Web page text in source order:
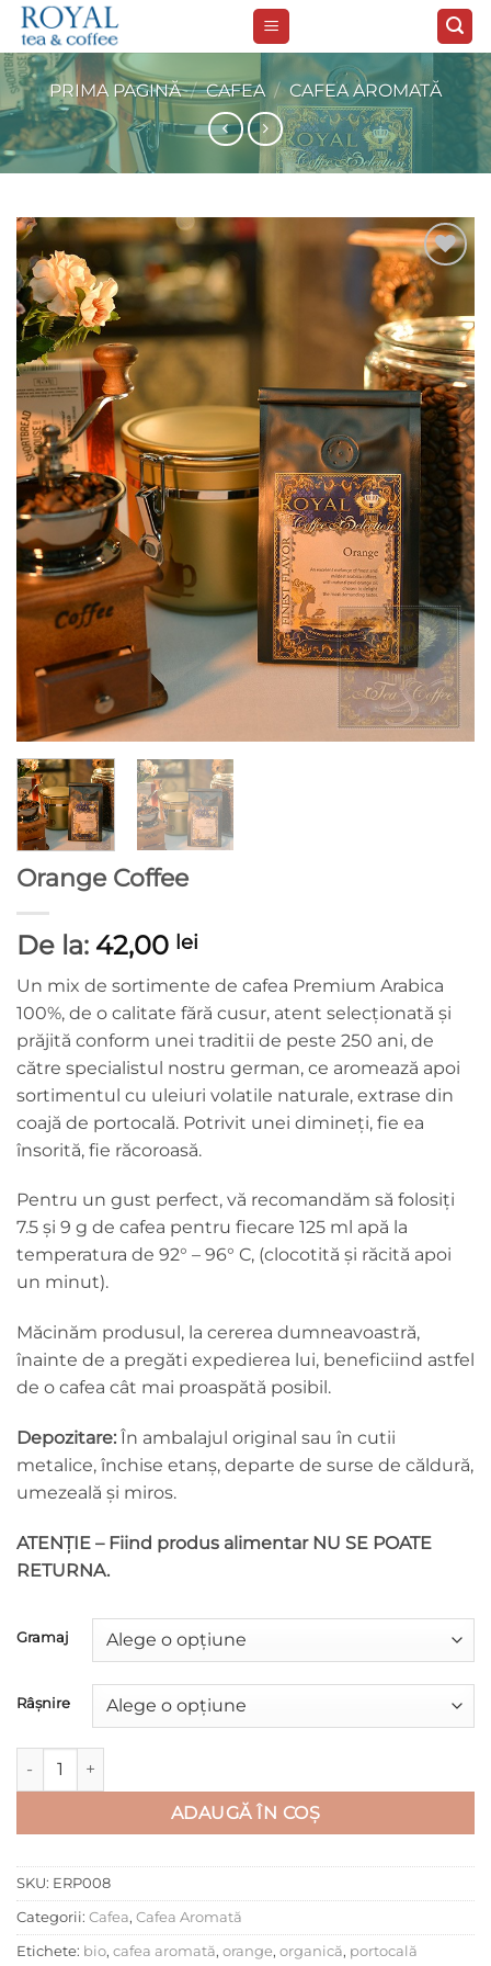
Skip
content
PRIMA PAGINĂ / CAFEA / CAFEA AROMATĂ
Add to
wishlist
Orange Coffee
De la: 42,00 lei
Un mix de sortimente de cafea Premium Arabica
100%, de o calitate fără cusur, atent selecționată și
prăjită conform unei traditii de peste 250 ani, de
către specialistul nostru german, ce aromează apoi
sortimentul cu uleiuri volatile naturale, extrase din
coajă de portocală. Potrivit unei dimineți, fie ea
însorită, fie răcoroasă.
Pentru un gust perfect, vă recomandăm să folosiți
7.5 și 9 g de cafea pentru fiecare 125 ml apă la
temperatura de 92° – 96° C, (clocotită și răcită apoi
un minut).
Măcinăm produsul, la cererea dumneavoastră,
înainte de a pregăti expedierea lui, beneficiind astfel
de o cafea cât mai proaspătă posibil.
Depozitare: În ambalajul original sau în cutii
metalice, închise etanş, departe de surse de căldură,
umezeală şi miros.
ATENȚIE – Fiind produs alimentar NU SE POATE
RETURNA.
Gramaj
Râșnire
Cantitate Orange Coffee
ADAUGĂ ÎN COȘ
SKU: ERP008
Categorii: Cafea, Cafea Aromată
Etichete: bio, cafea aromată, orange, organică, portocală